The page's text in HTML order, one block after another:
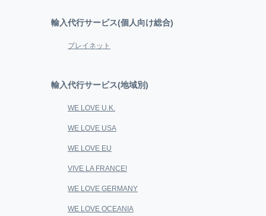
輸入代行サービス(個人向け総合)
プレイネット
輸入代行サービス(地域別)
WE LOVE U.K.
WE LOVE USA
WE LOVE EU
VIVE LA FRANCE!
WE LOVE GERMANY
WE LOVE OCEANIA